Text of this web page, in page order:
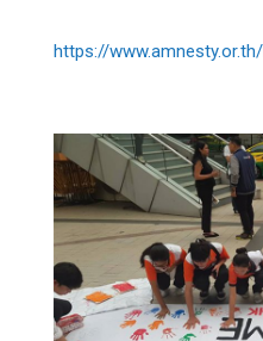
https://